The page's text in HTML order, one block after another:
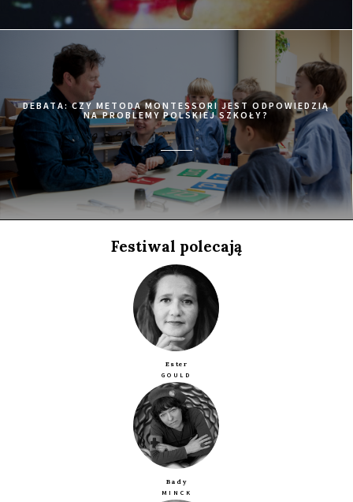
21:15
Luna, sala A
MATANGI / MAYA / M.I.A
KUP BILET
21:15
Iluzjon, sala Stolica
78/52
KUP BILET
21:15
Kinoteka, sala 7
W TENISIE LOVE ZNACZY ZERO
KUP BILET
Iluzjon, sala Mała Czarna
ZABAWY MĘŻCZYZN
KUP BILET
Kinoteka, sala 3
KOŁYMA - DROGA KOŚĆMI USŁANA
DEBATA: CZY METODA MONTESSORI JEST ODPOWIEDZIĄ
NA PROBLEMY POLSKIEJ SZKOŁY?
Festiwal polecają
Ester
GOULD
Bady
MINCK